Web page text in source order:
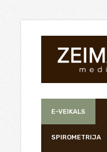
E-VEIKALS
SPIROMETRIJA